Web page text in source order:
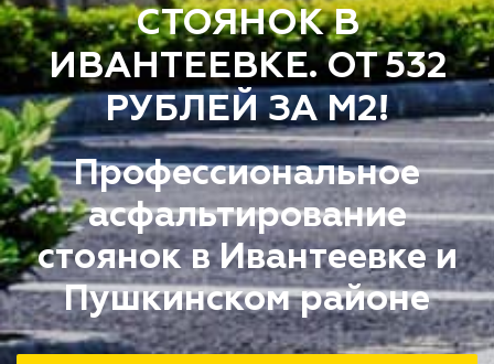
СТОЯНОК В
ИВАНТЕЕВКЕ. ОТ 532
РУБЛЕЙ ЗА М2!
Профессиональное
асфальтирование
стоянок в Ивантеевке и
Пушкинском районе